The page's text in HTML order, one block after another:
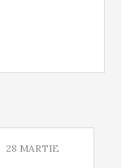
28 MARTIE